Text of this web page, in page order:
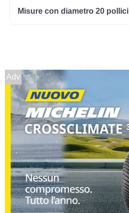
Misure con diametro 20 pollici
Adv